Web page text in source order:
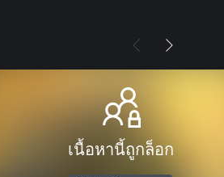
เนื้อหานี้ถูกล็อก